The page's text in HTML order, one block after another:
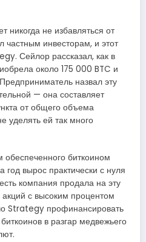
никогда не избавляться от
частным инвесторам, и этот
Сейлор рассказал, как в
около 175 000 BTC и
назвал эту
— она составляет
от общего объема
уделять ей так много
биткоином
год вырос практически с нуля
компания продала на эту
с высоким процентом
Strategy профинансировать
в разгар медвежьего